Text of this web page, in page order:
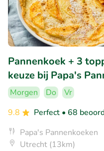
Pannenkoek + 3
keuze bij Papa's
Morgen Do
Vr
9.8
Perfect • 68
Papa's Pannenkoeken
Utrecht (13km)